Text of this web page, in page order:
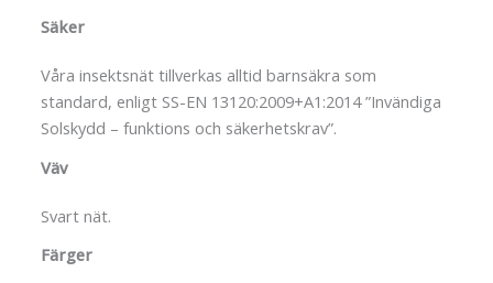
Säker
Våra insektsnät tillverkas alltid barnsäkra som
standard, enligt SS-EN 13120:2009+A1:2014 ”Invändiga
Solskydd – funktions och säkerhetskrav”.
Väv
Svart nät.
Färger